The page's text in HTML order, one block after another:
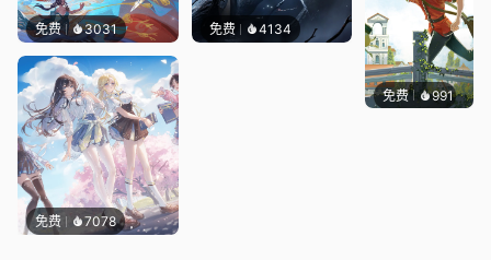
免费 3031 免费 4134
免费 7078
免费 991什么